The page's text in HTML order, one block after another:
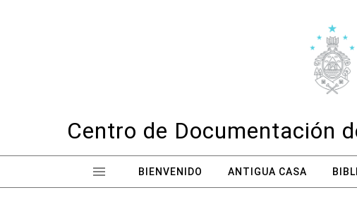
Centro de Documentación
BIENVENIDO ANTIGUA CASA